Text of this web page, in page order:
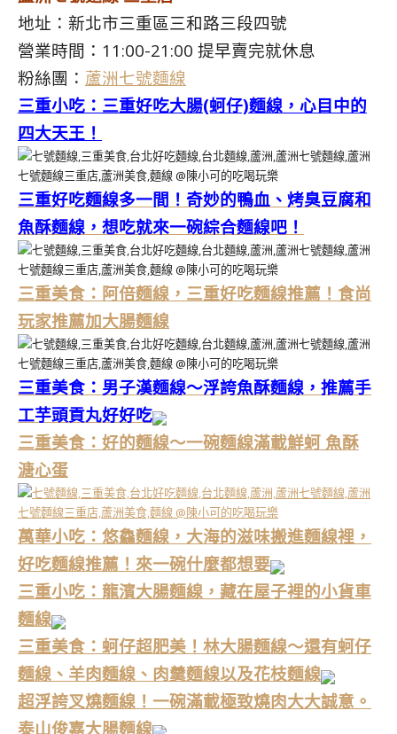
地址：新北市三重區三和路三段四號
營業時間：11:00-21:00 提早賣完就休息
粉絲團： 蘆洲七號麵線
三重小吃：三重好吃大腸(蚵仔)麵線，心目中的
四大天王！
三重好吃麵線多一間！奇妙的鴨血、烤臭豆腐和
魚酥麵線，想吃就來一碗綜合麵線吧！
三重美食：阿倍麵線，三重好吃麵線推薦！食尚
玩家推薦加大腸麵線
三重美食：男子漢麵線～浮誇魚酥麵線，推薦手
工芋頭貢丸好好吃
三重美食：好的麵線～一碗麵線滿載鮮蚵 魚酥
溏心蛋
萬華小吃：悠鱻麵線，大海的滋味搬進麵線裡，
好吃麵線推薦！來一碗什麼都想要
三重小吃：龍濱大腸麵線，藏在屋子裡的小貨車
麵線
三重美食：蚵仔超肥美！林大腸麵線～還有蚵仔
麵線、羊肉麵線、肉羹麵線以及花枝麵線
超浮誇叉燒麵線！一碗滿載極致燒肉大大誠意。
泰山俊嘉大腸麵線